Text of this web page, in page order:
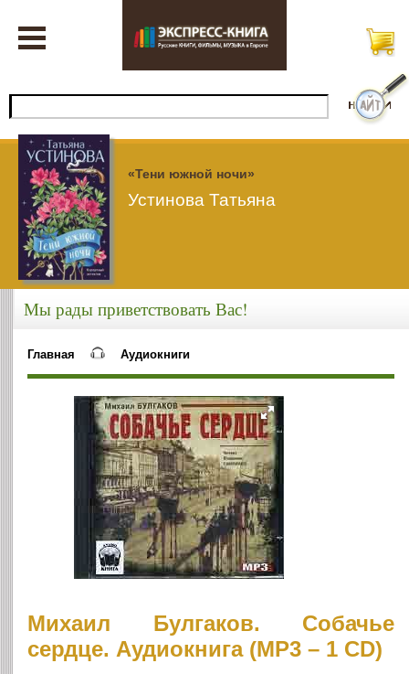
«Тени южной ночи»
Устинова Татьяна
Мы рады приветствовать Вас!
Главная Аудиокниги
Михаил Булгаков. Собачье
сердце. Аудиокнига (MP3 – 1 CD)